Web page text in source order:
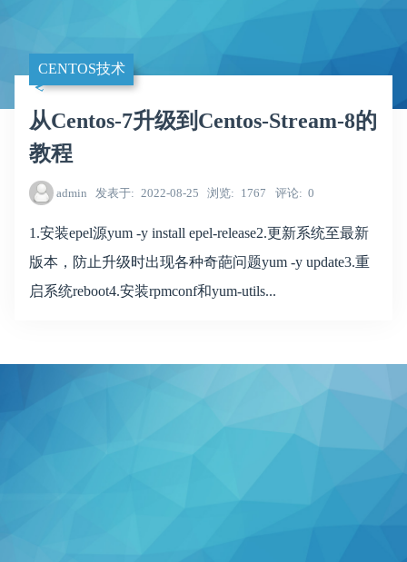
CENTOS技术
从Centos-7升级到Centos-Stream-8的
教程
admin 发表于 2022-08-25 浏览 1767 评论 0
1.安装epel源yum -y install epel-release2.更新系统至最新
版本，防止升级时出现各种奇葩问题yum -y update3.重
启系统reboot4.安装rpmconf和yum-utils...